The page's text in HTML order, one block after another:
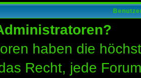
haben die
Recht, jede